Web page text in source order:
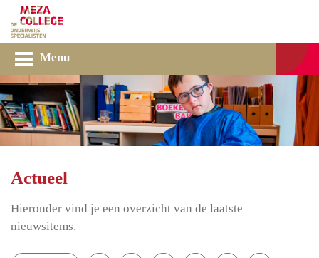
Menu
Actueel
Hieronder vind je een overzicht van de laatste
nieuwsitems.